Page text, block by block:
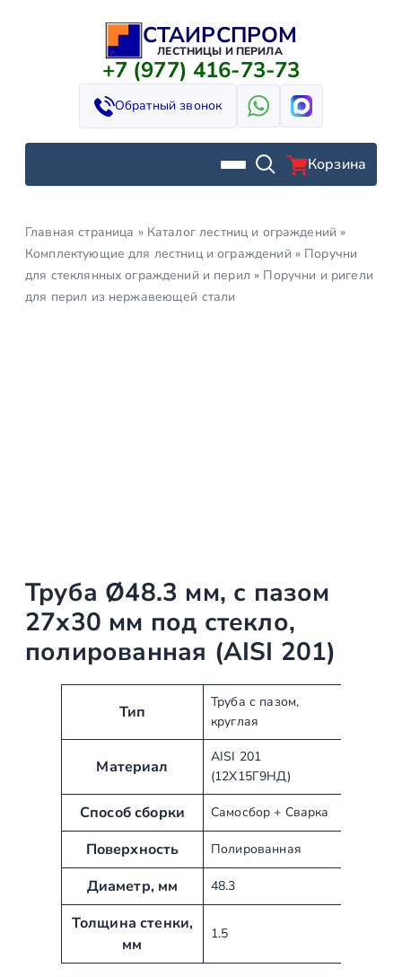
СТАИРСПРОМ
ЛЕСТНИЦЫ И ПЕРИЛА
+7 (977) 416-73-73
Обратный звонок
Корзина
Главная страница » Каталог лестниц и ограждений »
Комплектующие для лестниц и ограждений » Поручни
для стеклянных ограждений и перил » Поручни и ригели
для перил из нержавеющей стали
Труба Ø48.3 мм, с пазом
27х30 мм под стекло,
полированная (AISI 201)
р
т
а
ч
н
и
е
Тип
Труба с пазом,
круглая
Материал
AISI 201
(12Х15Г9НД)
Способ сборки Самосбор + Сварка
Поверхность Полированная
Диаметр, мм 48.3
Толщина стенки,
мм
1.5